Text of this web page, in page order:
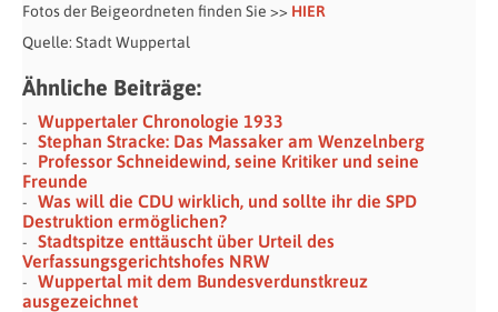
Fotos der Beigeordneten finden Sie >> HIER
Quelle: Stadt Wuppertal
Ähnliche Beiträge:
Wuppertaler Chronologie 1933
Stephan Stracke: Das Massaker am Wenzelnberg
Professor Schneidewind, seine Kritiker und seine
Freunde
Was will die CDU wirklich, und sollte ihr die SPD
Destruktion ermöglichen?
Stadtspitze enttäuscht über Urteil des
Verfassungsgerichtshofes NRW
Wuppertal mit dem Bundesverdunstkreuz
ausgezeichnet